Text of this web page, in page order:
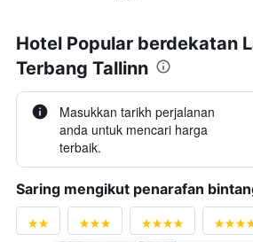
Hotel Popular berdekatan
Terbang Tallinn
Masukkan tarikh perjalanan
anda untuk mencari harga
terbaik.
Saring mengikut penarafan